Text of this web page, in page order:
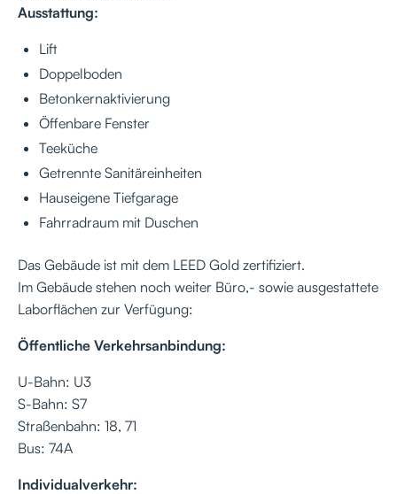
Ausstattung:
Lift
Doppelboden
Betonkernaktivierung
Öffenbare Fenster
Teeküche
Getrennte Sanitäreinheiten
Hauseigene Tiefgarage
Fahrradraum mit Duschen
Das Gebäude ist mit dem LEED Gold zertifiziert.
Im Gebäude stehen noch weiter Büro,- sowie ausgestattete
Laborflächen zur Verfügung:
Öffentliche Verkehrsanbindung:
U-Bahn: U3
S-Bahn: S7
Straßenbahn: 18, 71
Bus: 74A
Individualverkehr: